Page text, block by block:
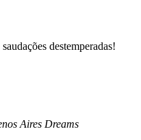
destemperadas!
Aires Dreams